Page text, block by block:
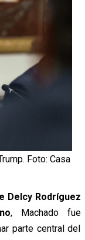
Foto: Casa
Delcy Rodríguez
, Machado fue
parte central del